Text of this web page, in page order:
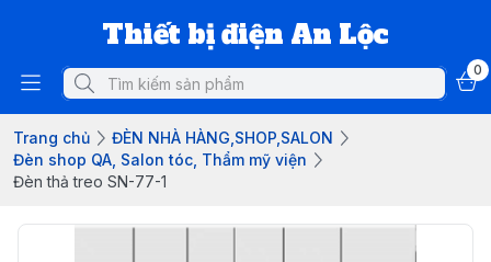
Thiết bị điện An Lộc
0
Trang chủ
ĐÈN NHÀ HÀNG,SHOP,SALON
Đèn shop QA, Salon tóc, Thẩm mỹ viện
Đèn thả treo SN-77-1